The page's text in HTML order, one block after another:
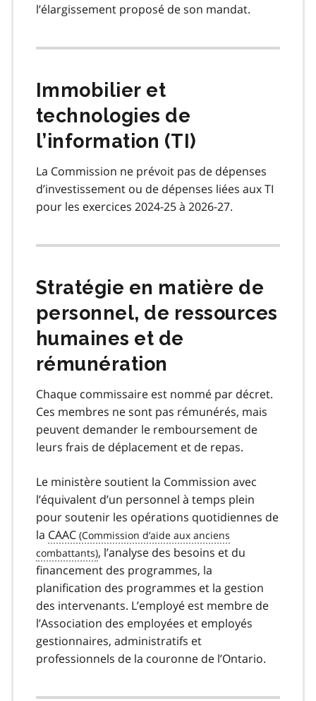
l’élargissement proposé de son mandat.
Immobilier et
technologies de
l’information (TI)
La Commission ne prévoit pas de dépenses
d’investissement ou de dépenses liées aux TI
pour les exercices 2024-25 à 2026-27.
Stratégie en matière de
personnel, de ressources
humaines et de
rémunération
Chaque commissaire est nommé par décret.
Ces membres ne sont pas rémunérés, mais
peuvent demander le remboursement de
leurs frais de déplacement et de repas.
Le ministère soutient la Commission avec
l’équivalent d’un personnel à temps plein
pour soutenir les opérations quotidiennes de
la CAAC
, l’analyse des besoins et du
financement des programmes, la
planification des programmes et la gestion
des intervenants. L’employé est membre de
l’Association des employées et employés
gestionnaires, administratifs et
professionnels de la couronne de l’Ontario.